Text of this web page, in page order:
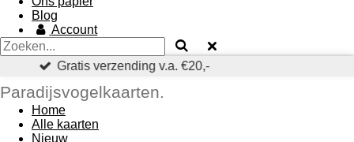
Blog
Account
PostNL verzending 1-2 dagen
Paradijsvogelkaarten.
Home
Alle kaarten
Nieuw